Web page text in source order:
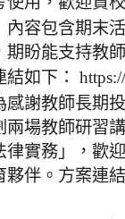
內容包含期末
期盼能支持教
如下：
感謝教師長期
兩場教師研習
律實務」，歡
伴。方案連